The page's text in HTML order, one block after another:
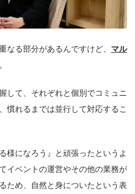
なる部分があるんですけど、 マル
して、それぞれと個別でコミュニ
慣れるまでは並行して対応するこ
様になろう』と頑張ったというよ
イベントの運営やその他の業務が
ため、自然と身についたという表